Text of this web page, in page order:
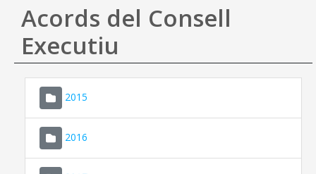
Ajuda
Acords del Consell
Executiu
2015
2016